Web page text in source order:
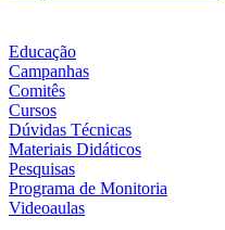
Educação
Campanhas
Comitês
Cursos
Dúvidas Técnicas
Materiais Didáticos
Pesquisas
Programa de Monitoria
Videoaulas